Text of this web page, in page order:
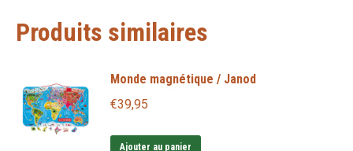
Produits similaires
Monde magnétique / Janod
€39,95
Ajouter au panier